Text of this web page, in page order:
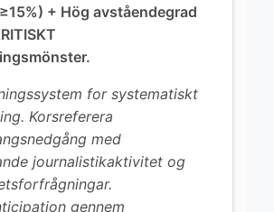
+ Hög avståendegrad
for systematiskt
Korsreferera
med
journalistikaktivitet og
gennem